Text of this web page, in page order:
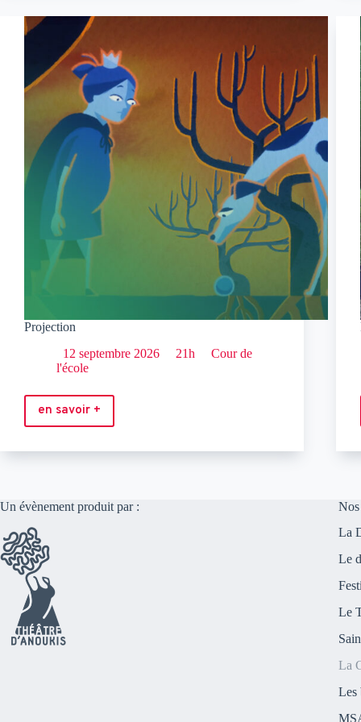
Projection
12 septembre 2026
21h
Cour de
l'école
en savoir +
Projection
Un évènement produit par :
Nos
La
Le
Le
La
Les